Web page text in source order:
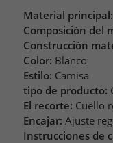
Material principal:
Composición del
Construcción
Color: Blanco
Estilo: Camisa
tipo de producto:
El recorte: Cuello
Encajar: Ajuste
Instrucciones de